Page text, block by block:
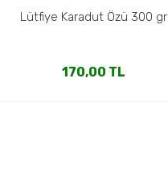
Lütfiye Karadut Özü 300 gr
170,00 TL